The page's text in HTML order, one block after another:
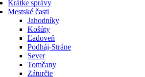
Krátke správy
Mestské časti
Jahodníky
Košúty
Ľadoveň
Podháj-Stráne
Sever
Tomčany
Záturčie